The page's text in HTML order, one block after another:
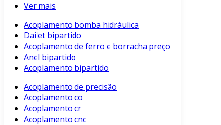
Ver mais
Acoplamento bomba hidráulica
Dailet bipartido
Acoplamento de ferro e borracha preço
Anel bipartido
Acoplamento bipartido
Acoplamento de precisão
Acoplamento co
Acoplamento cr
Acoplamento cnc